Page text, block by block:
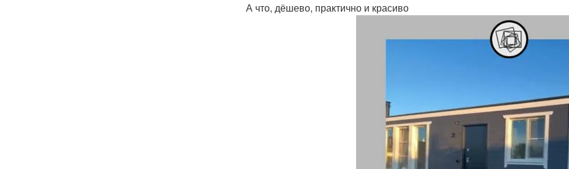
А что, дёшево, практично и красиво